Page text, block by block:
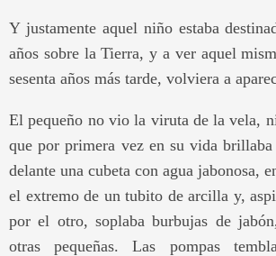
Y justamente aquel niño estaba
años sobre la Tierra, y a ver aquel
sesenta años más tarde, volviera a
El pequeño no vio la viruta de la vela,
que por primera vez en su vida
delante una cubeta con agua jabonosa,
el extremo de un tubito de arcilla y,
por el otro, soplaba burbujas de
otras pequeñas. Las pompas